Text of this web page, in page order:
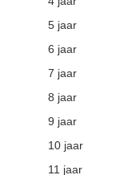
5 jaar
6 jaar
7 jaar
8 jaar
9 jaar
10 jaar
11 jaar